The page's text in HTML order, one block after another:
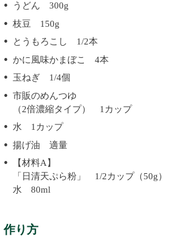
うどん 300g
枝豆 150g
とうもろこし 1/2本
かに風味かまぼこ 4本
玉ねぎ 1/4個
市販のめんつゆ
（2倍濃縮タイプ） 1カップ
水 1カップ
揚げ油 適量
【材料A】
「日清天ぷら粉」 1/2カップ（50g）
水 80ml
作り方